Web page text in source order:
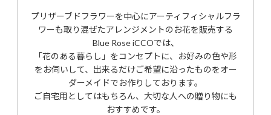
プリザーブドフラワーを中心にアーティフィシャルフラ
ワーも取り混ぜたアレンジメントのお花を販売する
Blue Rose iCCOでは、
「花のある暮らし」をコンセプトに、お好みの色や形
をお伺いして、出来るだけご希望に沿ったものをオー
ダーメイドでお作りしております。
ご自宅用としてはもちろん、大切な人への贈り物にも
おすすめです。